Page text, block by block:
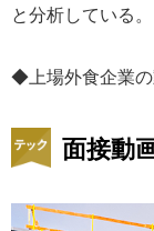
と分析している。
◆上場外食企業
面接動